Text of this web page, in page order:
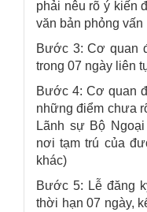
phải nêu rõ ý kiến
văn bản phỏng vấn
Bước 3: Cơ quan
trong 07 ngày liên
Bước 4: Cơ quan
những điểm chưa
Lãnh sự Bộ
nơi tạm trú của
khác)
Bước 5: Lễ đăng
thời hạn 07 ngày,